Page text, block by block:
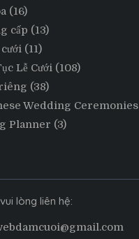
(16)
cấp (13)
(11)
Lễ Cưới (108)
(38)
Wedding Ceremonies
Planner (3)
lòng liên hệ: